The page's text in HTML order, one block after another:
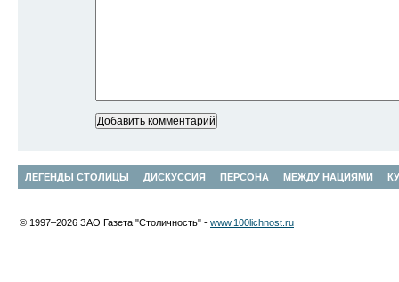
ЛЕГЕНДЫ СТОЛИЦЫ ДИСКУССИЯ ПЕРСОНА МЕЖДУ НАЦИЯМИ
© 1997–2026 ЗАО Газета "Столичность" - www.100lichnost.ru